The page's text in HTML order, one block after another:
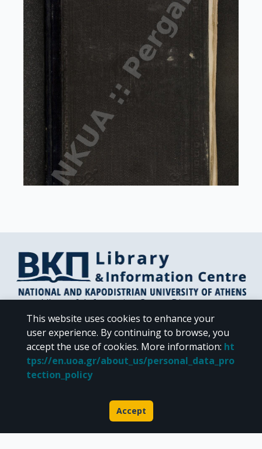
Library & Information Centre Directorate
Libraries of the NKUA
Libraries Computer Center
Contact / Helpdesk
This website uses cookies to enhance your
user experience. By continuing to browse, you
accept the use of cookies. More information: ht
tps://en.uoa.gr/about_us/personal_data_pro
tection_policy
Accept